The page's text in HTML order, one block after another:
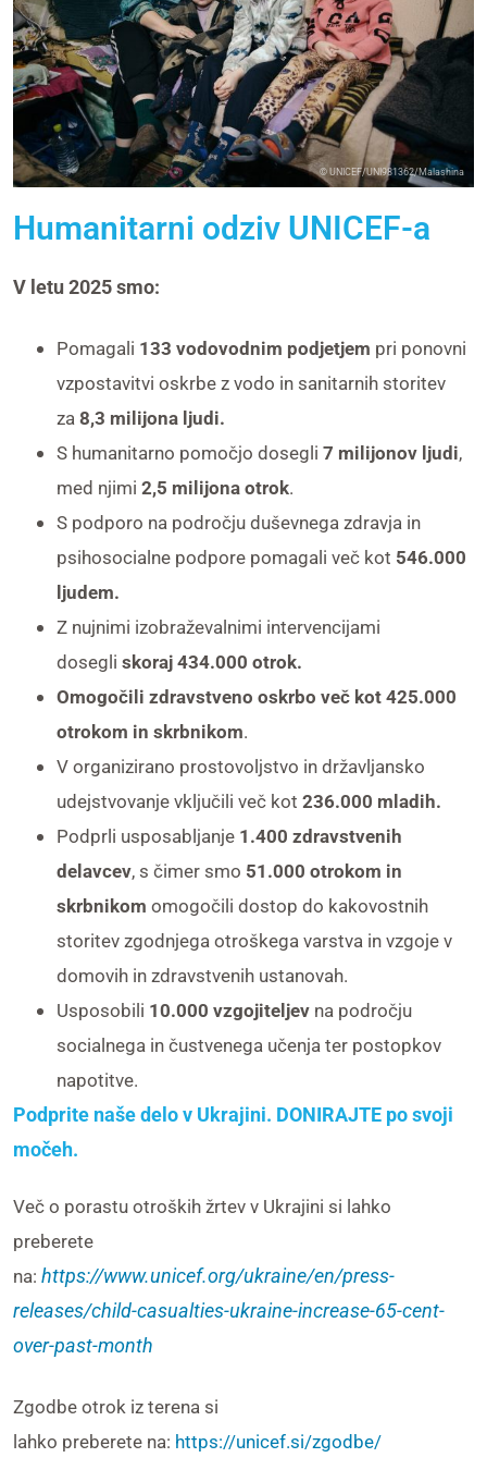
© UNICEF/UNI981362/Malashina
Humanitarni odziv UNICEF-a
V letu 2025 smo:
Pomagali 133 vodovodnim podjetjem pri ponovni
vzpostavitvi oskrbe z vodo in sanitarnih storitev
za 8,3 milijona ljudi.
S humanitarno pomočjo dosegli 7 milijonov ljudi,
med njimi 2,5 milijona otrok.
S podporo na področju duševnega zdravja in
psihosocialne podpore pomagali več kot 546.000
ljudem.
Z nujnimi izobraževalnimi intervencijami
dosegli skoraj 434.000 otrok.
Omogočili zdravstveno oskrbo več kot 425.000
otrokom in skrbnikom.
V organizirano prostovoljstvo in državljansko
udejstvovanje vključili več kot 236.000 mladih.
Podprli usposabljanje 1.400 zdravstvenih
delavcev, s čimer smo 51.000 otrokom in
skrbnikom omogočili dostop do kakovostnih
storitev zgodnjega otroškega varstva in vzgoje v
domovih in zdravstvenih ustanovah.
Usposobili 10.000 vzgojiteljev na področju
socialnega in čustvenega učenja ter postopkov
napotitve.
Podprite naše delo v Ukrajini. DONIRAJTE po svoji
močeh.
Več o porastu otroških žrtev v Ukrajini si lahko
preberete
na: https://www.unicef.org/ukraine/en/press-
releases/child-casualties-ukraine-increase-65-cent-
over-past-month
Zgodbe otrok iz terena si
lahko preberete na: https://unicef.si/zgodbe/